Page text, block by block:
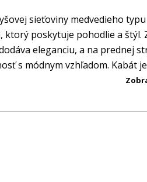
sieťoviny medvedieho typu
poskytuje pohodlie a štýl.
eleganciu, a na prednej
s módnym vzhľadom. Kabát je
Navrhnutý a ušitý v